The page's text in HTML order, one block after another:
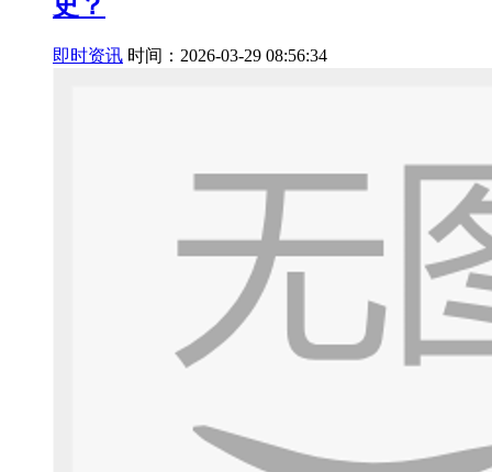
即时资讯 时间：2026-03-29 08:56:34